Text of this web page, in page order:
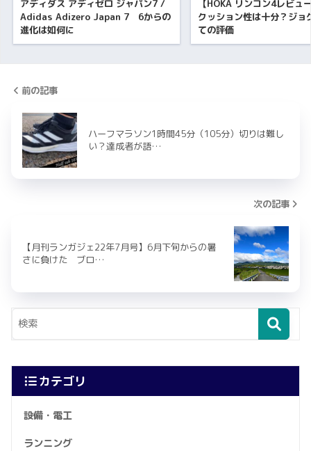
アディダス アディゼロ ジャパン7 /
Adidas Adizero Japan 7 6からの
進化は如何に
【HOKA リンコン4レビュ
クッション性は十分？ジョ
ての評価
前の記事
ハーフマラソン1時間45分（105分）切りは難し
い？達成者が語…
次の記事
【月刊ランガジェ22年7月号】6月下旬からの暑
さに負けた ブロ…
カテゴリ
設備・電工
ランニング